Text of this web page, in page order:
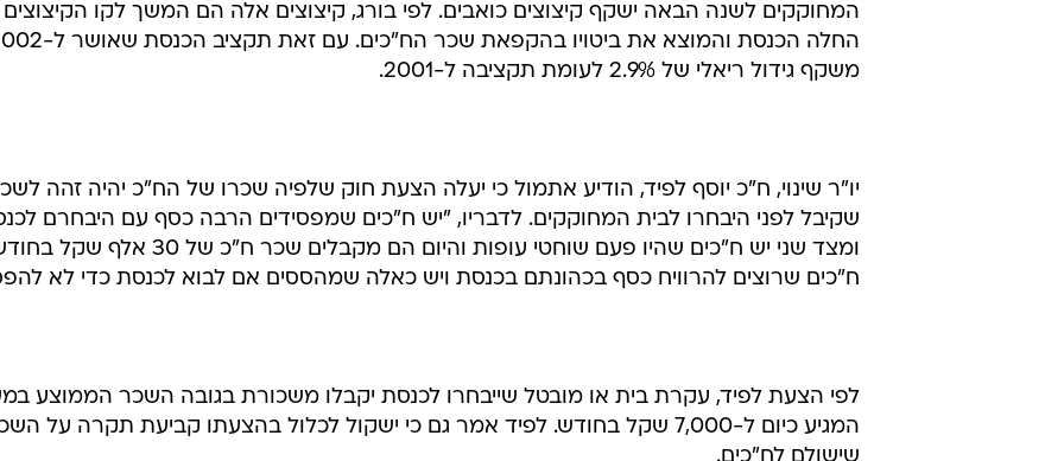
המחוקקים לשנה הבאה ישקף קיצוצים כואבים. לפי בורג, קיצוצים אלה הם המשך לקו
החלה הכנסת והמוצא את ביטויו בהקפאת שכר הח"כים. עם זאת
משקף גידול ריאלי של 2.9% לעומת תקציבה ל-2001.
יו"ר שינוי, ח"כ יוסף לפיד, הודיע אתמול כי יעלה הצעת חוק שלפיה שכרו של הח"כ יהיה זהה
שקיבל לפני היבחרו לבית המחוקקים. לדבריו, "יש ח"כים שמפסידים הרבה כסף עם היבחרם
ומצד שני יש ח"כים שהיו פעם שוחטי עופות והיום הם מקבלים שכר ח"כ של
ח"כים שרוצים להרוויח כסף בכהונתם בכנסת ויש כאלה שמהססים אם לבוא לכנסת כדי לא
לפי הצעת לפיד, עקרת בית או מובטל שייבחרו לכנסת יקבלו משכורת בגובה השכר הממוצע
המגיע כיום ל-7,000 שקל בחודש. לפיד אמר גם כי ישקול לכלול בהצעתו קביעת תקרה על